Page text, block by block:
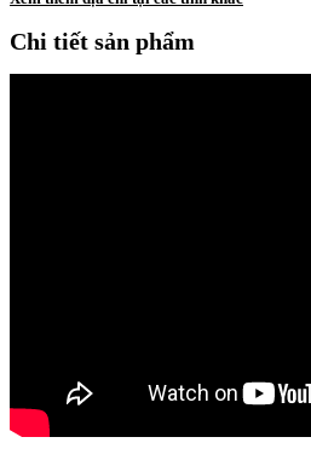
Chi tiết sản phẩm